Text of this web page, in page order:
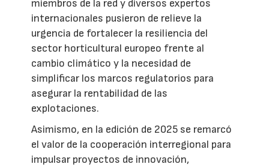
miembros de la red y diversos expertos
internacionales pusieron de relieve la
urgencia de fortalecer la resiliencia del
sector horticultural europeo frente al
cambio climático y la necesidad de
simplificar los marcos regulatorios para
asegurar la rentabilidad de las
explotaciones.
Asimismo, en la edición de 2025 se remarcó
el valor de la cooperación interregional para
impulsar proyectos de innovación,